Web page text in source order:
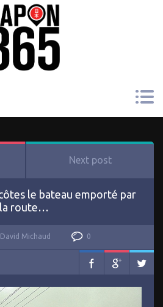
Next post
le bateau emporté par
la route…
David Michaud 0